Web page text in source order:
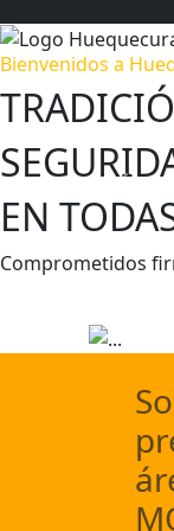
Bienvenidos a
EN
Comprometidos